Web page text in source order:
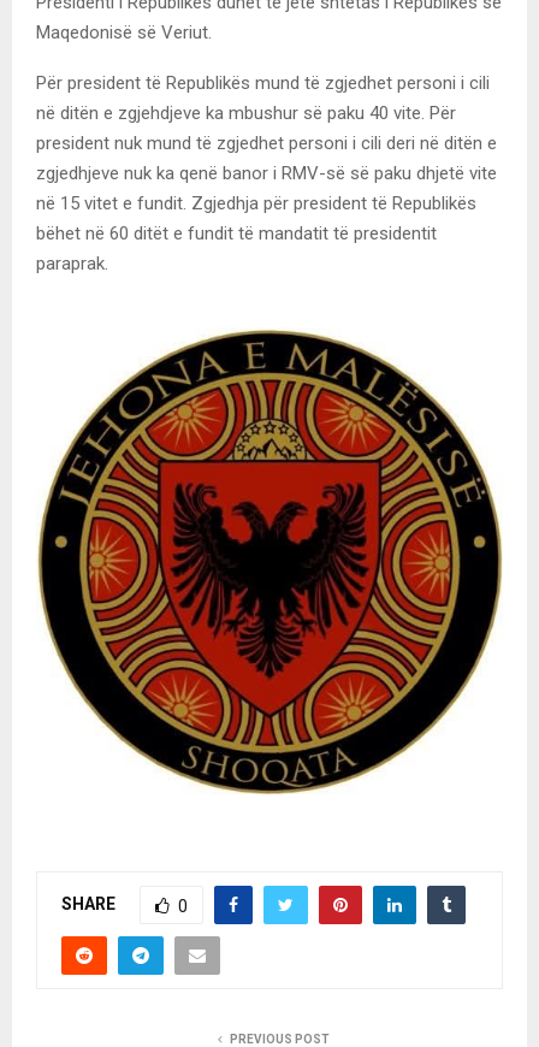
Maqedonisë së Veriut.
Për president të Republikës mund të zgjedhet personi i cili
në ditën e zgjehdjeve ka mbushur së paku 40 vite. Për
president nuk mund të zgjedhet personi i cili deri në ditën e
zgjedhjeve nuk ka qenë banor i RMV-së së paku dhjetë vite
në 15 vitet e fundit. Zgjedhja për president të Republikës
bëhet në 60 ditët e fundit të mandatit të presidentit
paraprak.
SHARE 0
PREVIOUS POST